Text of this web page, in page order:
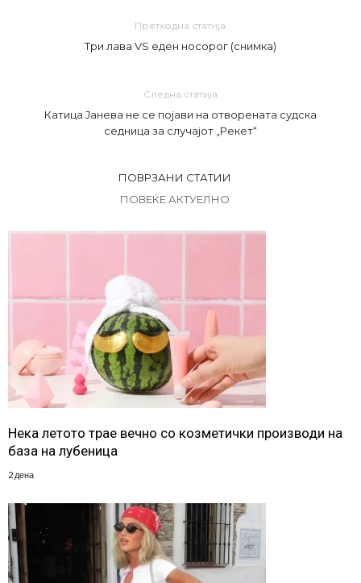
Претходна статија
Три лава VS еден носорог (снимка)
Следна статија
Катица Јанева не се појави на отворената судска
седница за случајот „Рекет“
ПОВРЗАНИ СТАТИИ
ПОВЕЌЕ АКТУЕЛНО
Нека летото трае вечно со козметички производи на
база на лубеница
2 дена